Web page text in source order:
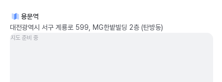
용문역
대전광역시 서구 계룡로 599, MG한밭빌딩 2층 (탄방동)
지도 준비 중